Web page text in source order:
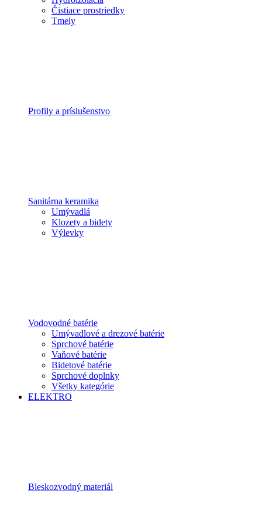
Čistiace prostriedky
Tmely
Profily a príslušenstvo
Sanitárna keramika
Umývadlá
Klozety a bidety
Výlevky
Vodovodné batérie
Umývadlové a drezové batérie
Sprchové batérie
Vaňové batérie
Bidetové batérie
Sprchové doplnky
Všetky kategórie
ELEKTRO
Bleskozvodný materiál